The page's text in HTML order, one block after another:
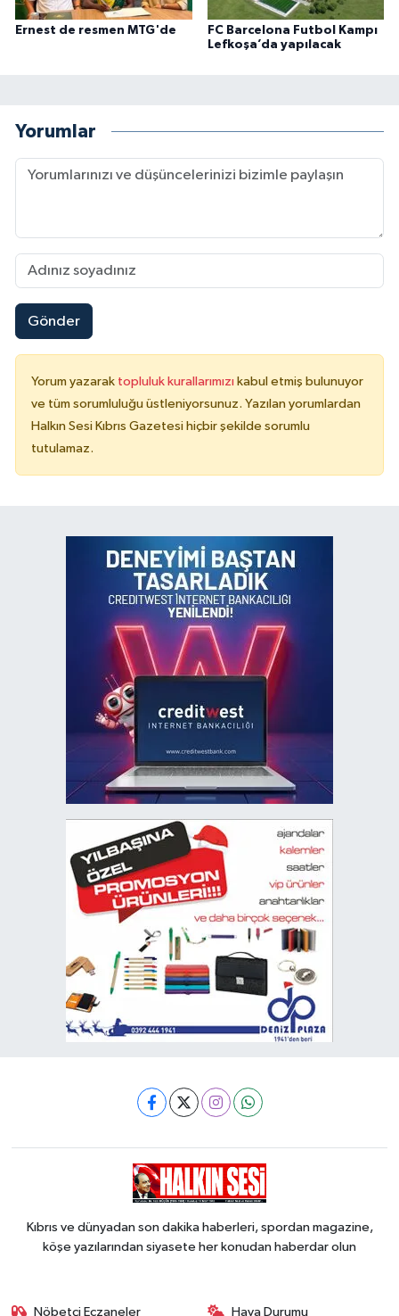
Ernest de resmen MTG'de
FC Barcelona Futbol Kampı
Lefkoşa’da yapılacak
Yorumlar
Gönder
Yorum yazarak topluluk kurallarımızı kabul etmiş bulunuyor
ve tüm sorumluluğu üstleniyorsunuz. Yazılan yorumlardan
Halkın Sesi Kıbrıs Gazetesi hiçbir şekilde sorumlu
tutulamaz.
Kıbrıs ve dünyadan son dakika haberleri, spordan magazine,
köşe yazılarından siyasete her konudan haberdar olun
Nöbetçi Eczaneler Hava Durumu